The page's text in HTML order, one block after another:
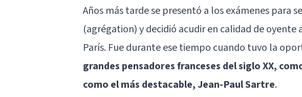
Años más tarde se presentó a los exámenes para
(agrégation) y decidió acudir en calidad de oyente
París. Fue durante ese tiempo cuando tuvo la
grandes pensadores franceses del siglo XX,
como el más destacable, Jean-Paul Sartre.